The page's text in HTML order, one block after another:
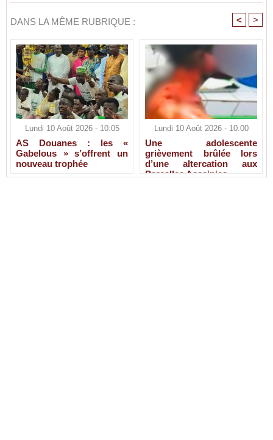
DANS LA MÊME RUBRIQUE : < >
Lundi 10 Août 2026 - 10:05
AS Douanes : les «
Gabelous » s’offrent un
nouveau trophée
Lundi 10 Août 2026 - 10:00
Une adolescente
grièvement brûlée lors
d’une altercation aux
Parcelles Assainies